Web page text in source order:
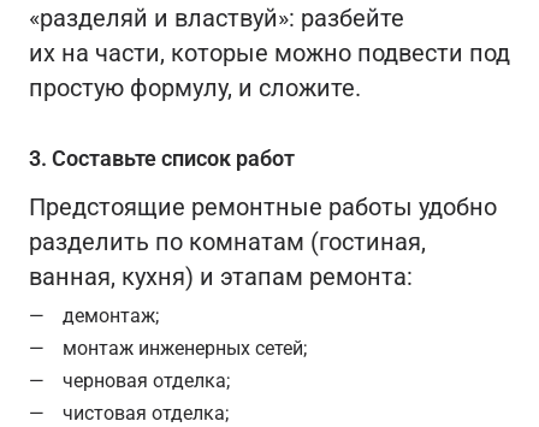
«разделяй и властвуй»: разбейте
их на части, которые можно подвести под
простую формулу, и сложите.
3. Составьте список работ
Предстоящие ремонтные работы удобно
разделить по комнатам (гостиная,
ванная, кухня) и этапам ремонта:
демонтаж;
монтаж инженерных сетей;
черновая отделка;
чистовая отделка;